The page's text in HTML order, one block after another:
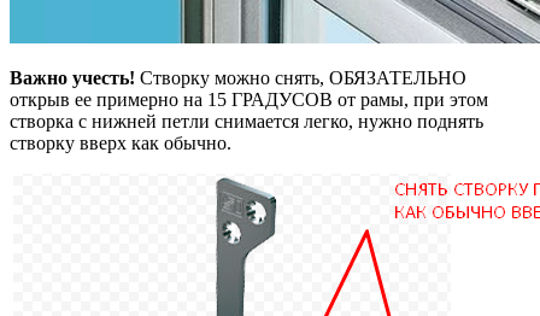
Важно учесть! Створку можно снять, ОБЯЗАТЕЛЬНО
открыв ее примерно на 15 ГРАДУСОВ от рамы, при этом
створка с нижней петли снимается легко, нужно поднять
створку вверх как обычно.